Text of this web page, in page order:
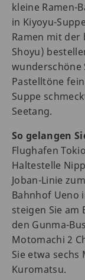
kleine Ramen-
in Kiyoyu-
Ramen mit der
Shoyu)
wunderschöne
Pastelltöne
Suppe
Seetang.
So gelangen
Flughafen
Haltestelle
Joban-Linie
Bahnhof Ueno
steigen Sie am
den Gunma-
Motomachi 2
Sie etwa
Kuromatsu.